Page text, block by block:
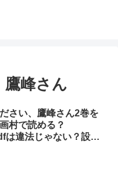
鷹峰さん
さい、鷹峰さん2巻を
村で読める？
は違法じゃない？設定